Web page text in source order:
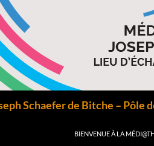
Schaefer de Bitche – Pôle
BIENVENUE À LA